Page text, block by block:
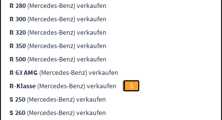
R 280 (Mercedes-Benz) verkaufen
R 300 (Mercedes-Benz) verkaufen
R 320 (Mercedes-Benz) verkaufen
R 350 (Mercedes-Benz) verkaufen
R 500 (Mercedes-Benz) verkaufen
R 63 AMG (Mercedes-Benz) verkaufen
R-Klasse (Mercedes-Benz) verkaufen
S
S 250 (Mercedes-Benz) verkaufen
S 260 (Mercedes-Benz) verkaufen